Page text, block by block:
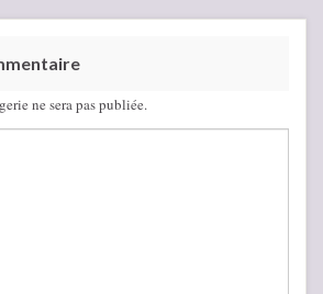
ne sera pas publiée.